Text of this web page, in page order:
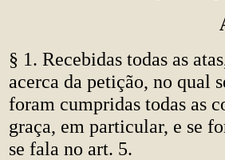
§ 1. Recebidas todas as
acerca da petição, no qual
foram cumpridas todas as
graça, em particular, e se
se fala no art. 5.